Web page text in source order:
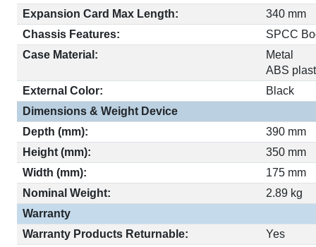
Expansion Card Max Length:
340 mm
Chassis Features:
SPCC
Case Material:
Metal
ABS
External Color:
Black
Dimensions & Weight Device
Depth (mm):
390 mm
Height (mm):
350 mm
Width (mm):
175 mm
Nominal Weight:
2.89 kg
Warranty
Warranty Products Returnable:
Yes